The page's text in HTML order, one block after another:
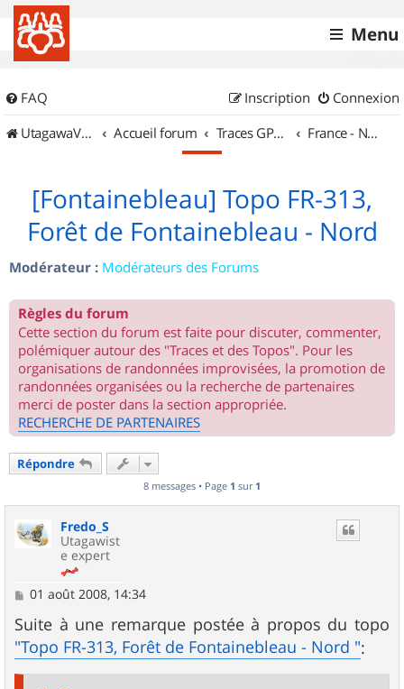
Menu
FAQ Connexion
Inscription
UtagawaVTT (Randos VTT et VTTAE avec traces GPS)
Accueil forum Traces GPS de randos VTT France - Nord Est
[Fontainebleau] Topo FR-313,
Forêt de Fontainebleau - Nord
Modérateur : Modérateurs des Forums
Règles du forum
Cette section du forum est faite pour discuter, commenter,
polémiquer autour des "Traces et des Topos". Pour les
organisations de randonnées improvisées, la promotion de
randonnées organisées ou la recherche de partenaires
merci de poster dans la section appropriée.
RECHERCHE DE PARTENAIRES
Répondre
8 messages • Page 1 sur 1
Fredo_S
Utagawist
e expert
M
s
s
a
g
e
01 août 2008, 14:34
Suite à une remarque postée à propos du topo
"Topo FR-313, Forêt de Fontainebleau - Nord ":